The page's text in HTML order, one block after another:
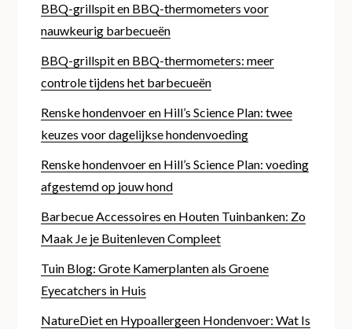
BBQ-grillspit en BBQ-thermometers voor
nauwkeurig barbecueën
BBQ-grillspit en BBQ-thermometers: meer
controle tijdens het barbecueën
Renske hondenvoer en Hill’s Science Plan: twee
keuzes voor dagelijkse hondenvoeding
Renske hondenvoer en Hill’s Science Plan: voeding
afgestemd op jouw hond
Barbecue Accessoires en Houten Tuinbanken: Zo
Maak Je je Buitenleven Compleet
Tuin Blog: Grote Kamerplanten als Groene
Eyecatchers in Huis
NatureDiet en Hypoallergeen Hondenvoer: Wat Is